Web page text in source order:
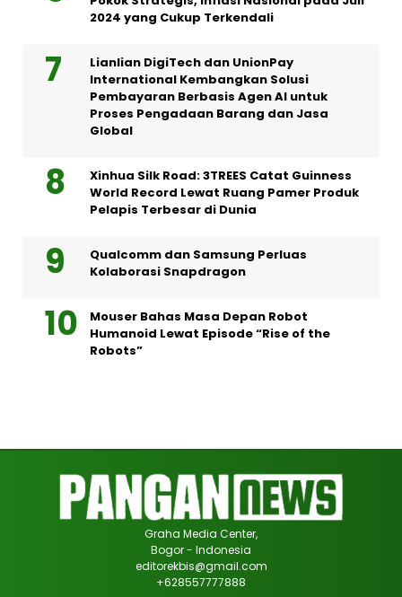
2024 yang Cukup Terkendali
Lianlian DigiTech dan UnionPay
International Kembangkan Solusi
Pembayaran Berbasis Agen AI untuk
Proses Pengadaan Barang dan Jasa
Global
Xinhua Silk Road: 3TREES Catat Guinness
World Record Lewat Ruang Pamer Produk
Pelapis Terbesar di Dunia
Qualcomm dan Samsung Perluas
Kolaborasi Snapdragon
Mouser Bahas Masa Depan Robot
Humanoid Lewat Episode “Rise of the
Robots”
Graha Media Center,
Bogor - Indonesia
editorekbis@gmail.com
+628557777888